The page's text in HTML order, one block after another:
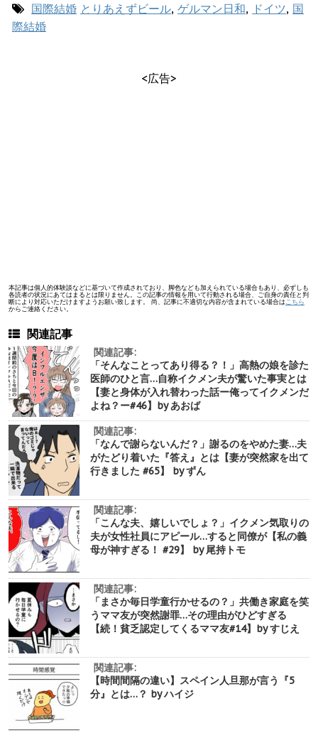
国際結婚 とりあえずビール, ゲルマン日和, ドイツ, 国
際結婚
<広告>
本記事は個人的体験談などに基づいて作成されており、脚色なども加えられている場合もあり、必ずしも
各読者の状況にあてはまるとは限りません。この記事の情報を用いて行動される場合、ご自身の責任と判
断により対応いただけますようお願い致します。 尚、記事に不適切な内容が含まれている場合は こちら
からご連絡ください。
関連記事
関連記事:
「そんなことってあり得る？！」高熱の娘を診た
医師のひと言…自称イクメン夫が驚いた事実とは
【妻と身体が入れ替わった話ー俺ってイクメンだ
よね？ー#46】by あおば
関連記事:
「なんで謝らないんだ？」謝るのをやめた妻…夫
がたどり着いた『答え』とは【妻が突然家を出て
行きました #65】 by ずん
関連記事:
「こんな夫、嬉しいでしょ？」イクメン気取りの
夫が女性社員にアピール…すると同僚が【私の義
母が神すぎる！ #29】 by 尾持トモ
関連記事:
「まさか毎日学童行かせるの？」共働き家庭を笑
うママ友が突然謝罪…その理由がひどすぎる
【続！貧乏認定してくるママ友#14】by すじえ
関連記事:
【時間間隔の違い】スペイン人旦那が言う『5
分』とは…？ by ハイジ